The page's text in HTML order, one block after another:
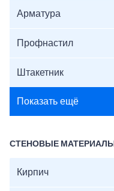
Арматура
Профнастил
Штакетник
Показать ещё
СТЕНОВЫЕ МАТЕРИАЛЫ
Кирпич